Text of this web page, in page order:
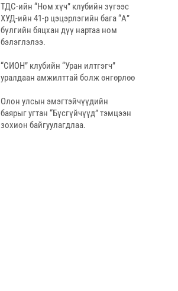
ТДС-ийн “Ном хүч” клубийн зүгээс
ХУД-ийн 41-р цэцэрлэгийн бага “А”
бүлгийн бяцхан дүү нартаа ном
бэлэглэлээ.
“СИОН” клубийн “Уран илтгэгч”
уралдаан амжилттай болж өнгөрлөө
Олон улсын эмэгтэйчүүдийн
баярыг угтан “Бүсгүйчүүд” тэмцээн
зохион байгуулагдлаа.